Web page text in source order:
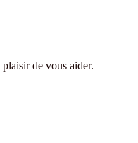
de vous aider.